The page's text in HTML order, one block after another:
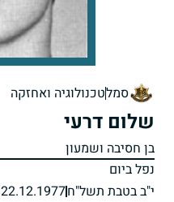
סמלטכנולוגיה ואחזקה
שלום דרעי
בן חסיבה ושמעון
נפל ביום
י"ב בטבת תשל"ח22.12.1977